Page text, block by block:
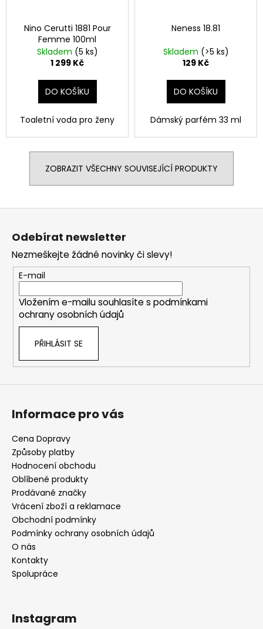
Nino Cerutti 1881 Pour
Femme 100ml
Skladem (5 ks)
1 299 Kč
DO KOŠÍKU
Toaletní voda pro ženy
Neness 18.81
Skladem (>5 ks)
129 Kč
DO KOŠÍKU
Dámský parfém 33 ml
ZOBRAZIT VŠECHNY SOUVISEJÍCÍ PRODUKTY
Z
Odebírat newsletter
Nezmeškejte žádné novinky či slevy!
E-mail
Vložením e-mailu souhlasíte s podmínkami
ochrany osobních údajů
PŘIHLÁSIT SE
Informace pro vás
Cena Dopravy
Způsoby platby
Hodnocení obchodu
Oblíbené produkty
Prodávané značky
Vrácení zboží a reklamace
Obchodní podmínky
Podmínky ochrany osobních údajů
O nás
Kontakty
Spolupráce
Instagram